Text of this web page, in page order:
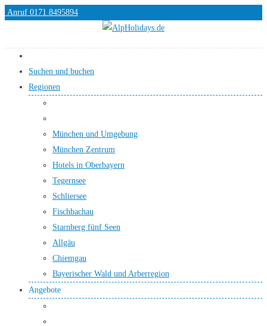
Anruf 0171 8495894
Suchen und buchen
Regionen
München und Umgebung
München Zentrum
Hotels in Oberbayern
Tegernsee
Schliersee
Fischbachau
Starnberg fünf Seen
Allgäu
Chiemgau
Bayerischer Wald und Arberregion
Angebote